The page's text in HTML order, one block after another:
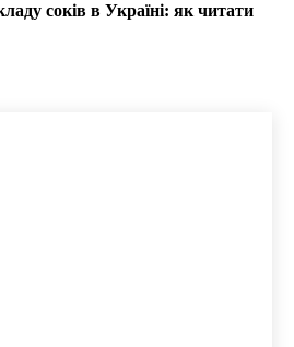
соків в Україні: як читати